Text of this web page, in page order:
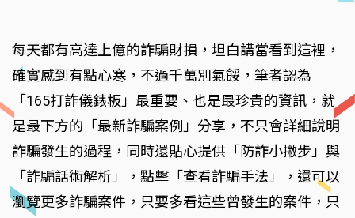
每天都有高達上億的詐騙財損，坦白講當看到這裡，
確實感到有點心寒，不過千萬別氣餒，筆者認為
「165打詐儀錶板」最重要、也是最珍貴的資訊，就
是最下方的「最新詐騙案例」分享，不只會詳細說明
詐騙發生的過程，同時還貼心提供「防詐小撇步」與
「詐騙話術解析」，點擊「查看詐騙手法」，還可以
瀏覽更多詐騙案件，只要多看這些曾發生的案件，只